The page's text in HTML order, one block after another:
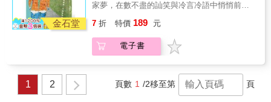
書我們才更明白，他如何一路走到了這裡。走
過自我定位曖昧不清的迷惘，不知道自己該捏
近夢想。 從難語者到媒體寵兒，且聽文采飛揚
的藝術說書人謝哲青爬梳沉鬱往日，迎向敢夢
的破繭人生。 &
金石堂
家夢，在數不盡的訕笑與冷言冷語中悄悄前
持，朋友不看好，工作要辛苦兼顧，生活要努
力維持，沒人能保證成功。 如今，這已是他的
第三本書，68 萬粉絲傾力支持。 沒有誰比他更
碰到挫折走不過去，付出的努力都沒有報償？
只是，你做了什麼努力來讓別人願意支持你？
7 折 特價 189 元
電子書
1 2 頁數 1 /2移至第 頁